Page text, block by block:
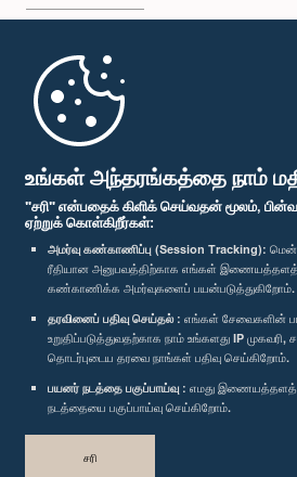
உங்கள் அந்தரங்கத்தை நாம்
"சரி" என்பதைக் கிளிக் செய்வதன் மூலம்,
ஏற்றுக் கொள்கிறீர்கள்:
அமர்வு கண்காணிப்பு (Session Tracking):
ரீதியான அனுபவத்திற்காக எங்கள்
கண்காணிக்க அமர்வுகளைப் பயன்படுத்துகிறோம்.
தரவினைப் பதிவு செய்தல் : எங்கள் சேவைகளின்
உறுதிப்படுத்துவதற்காக நாம் உங்களது IP
தொடர்புடைய தரவை நாங்கள் பதிவு செய்கிறோம்.
பயனர் நடத்தை பகுப்பாய்வு : எமது
நடத்தையை பகுப்பாய்வு செய்கிறோம்.
சரி
முதற்பக்கம்
பாராளுமன்ற கையடக்க செயலி
எம்மை பின்தொடர்க :
விருதுகள்
தனியுரிமைக் கொள்கை